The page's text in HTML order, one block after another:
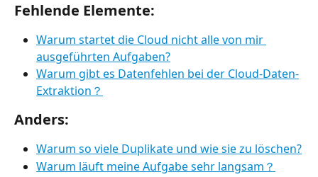
Fehlende Elemente:
Warum startet die Cloud nicht alle von mir
ausgeführten Aufgaben?
Warum gibt es Datenfehlen bei der Cloud-Daten-
Extraktion？
Anders:
Warum so viele Duplikate und wie sie zu löschen?
Warum läuft meine Aufgabe sehr langsam？